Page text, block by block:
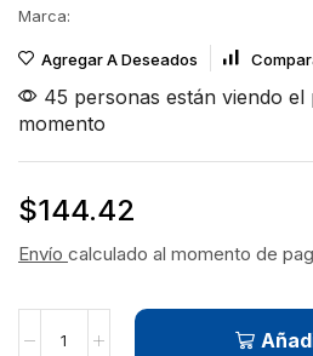
Marca:
Agregar A Deseados
45 personas están viendo
momento
$144.42
Envío calculado al momento de